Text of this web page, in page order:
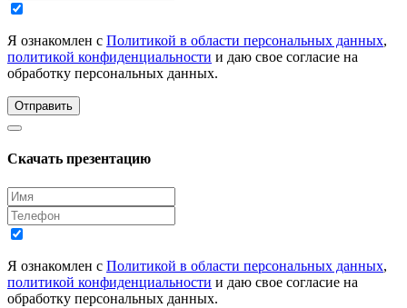
Я ознакомлен с Политикой в области персональных данных,
политикой конфиденциальности и даю свое согласие на
обработку персональных данных.
Отправить
Скачать презентацию
Я ознакомлен с Политикой в области персональных данных,
политикой конфиденциальности и даю свое согласие на
обработку персональных данных.